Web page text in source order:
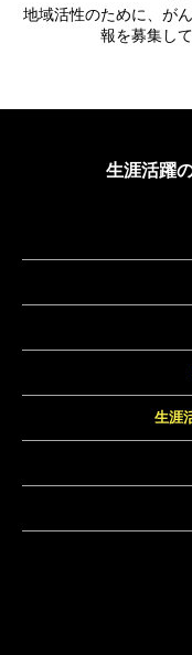
地域活性のために、が
報を募集し
生涯活躍
生涯